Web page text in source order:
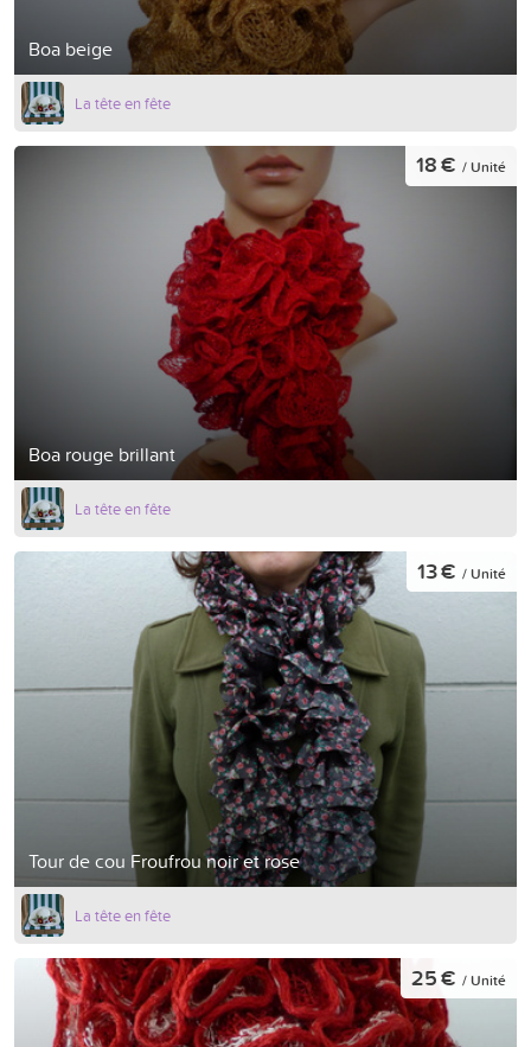
Boa beige
La tête en fête
Boa rouge brillant
18 € / Unité
La tête en fête
Tour de cou Froufrou noir et rose
13 € / Unité
La tête en fête
25 € / Unité